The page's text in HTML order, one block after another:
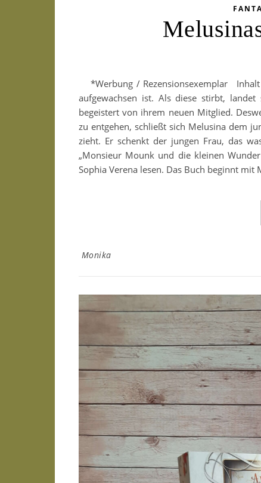
*Werbung / Rezensionsexemplar Inhalt
aufgewachsen ist. Als diese stirbt,
begeistert von ihrem neuen Mitglied.
zu entgehen, schließt sich Melusina dem
zieht. Er schenkt der jungen Frau, das
„Monsieur Mounk und die kleinen
Sophia Verena lesen. Das Buch beginnt
Monika